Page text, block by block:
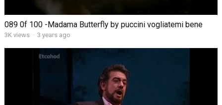
089 0f 100 -Madama Butterfly by puccini vogliatemi bene
3K views · 3 years ago